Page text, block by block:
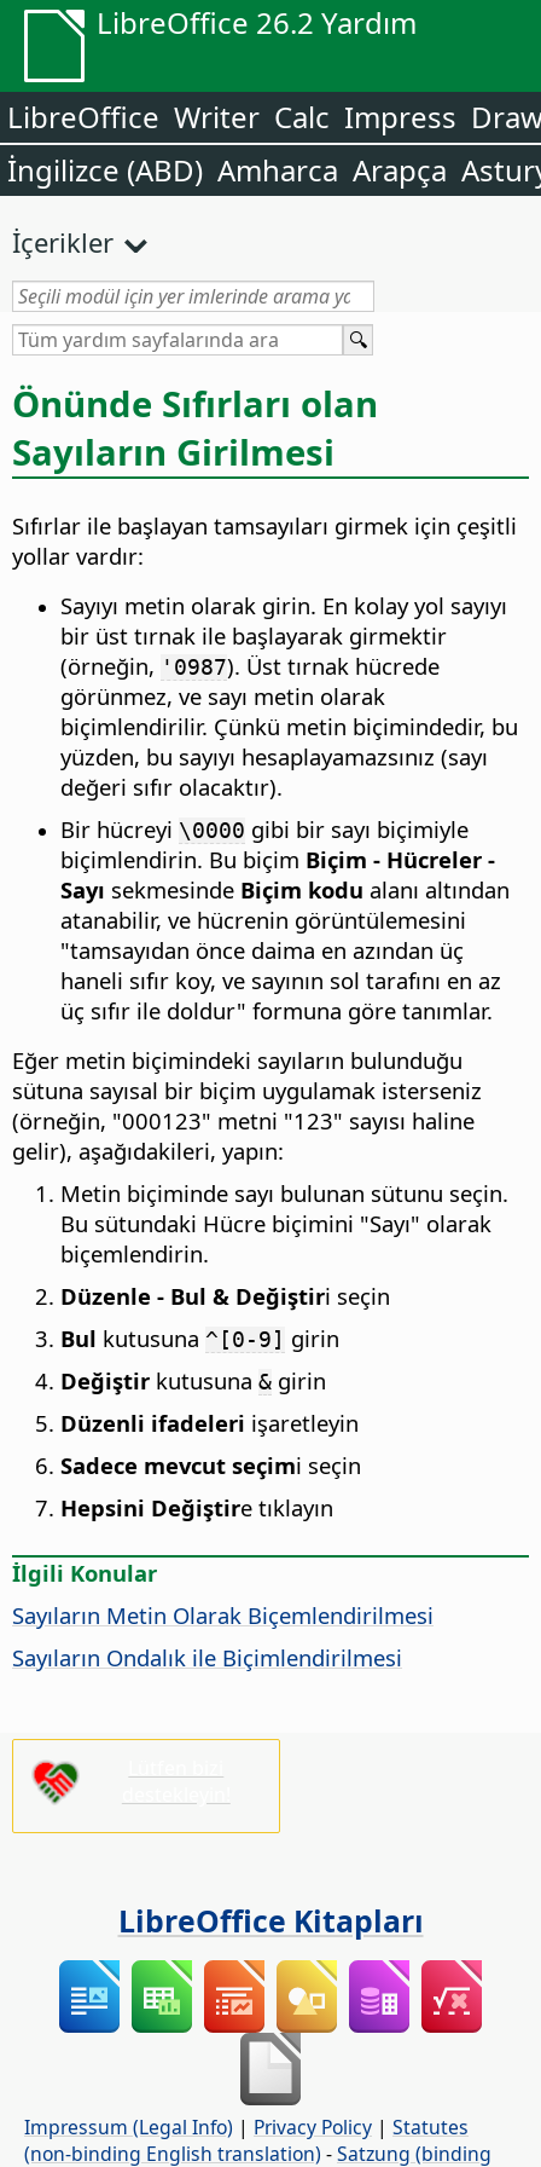
LibreOffice 26.2 Yardım
LibreOffice Writer Calc Impress
İngilizce (ABD) Amharca Arapça
İçerikler
Önünde Sıfırları olan
Sayıların Girilmesi
Sıfırlar ile başlayan tamsayıları girmek için çeşitli
yollar vardır:
Sayıyı metin olarak girin. En kolay yol sayıyı
bir üst tırnak ile başlayarak girmektir
(örneğin, '0987). Üst tırnak hücrede
görünmez, ve sayı metin olarak
biçimlendirilir. Çünkü metin biçimindedir, bu
yüzden, bu sayıyı hesaplayamazsınız (sayı
değeri sıfır olacaktır).
Bir hücreyi \0000 gibi bir sayı biçimiyle
biçimlendirin. Bu biçim Biçim - Hücreler -
Sayı sekmesinde Biçim kodu alanı altından
atanabilir, ve hücrenin görüntülemesini
"tamsayıdan önce daima en azından üç
haneli sıfır koy, ve sayının sol tarafını en az
üç sıfır ile doldur" formuna göre tanımlar.
Eğer metin biçimindeki sayıların bulunduğu
sütuna sayısal bir biçim uygulamak isterseniz
(örneğin, "000123" metni "123" sayısı haline
gelir), aşağıdakileri, yapın:
Metin biçiminde sayı bulunan sütunu seçin.
Bu sütundaki Hücre biçimini "Sayı" olarak
biçemlendirin.
Düzenle - Bul & Değiştiri seçin
Bul kutusuna ^[0-9] girin
Değiştir kutusuna & girin
Düzenli ifadeleri işaretleyin
Sadece mevcut seçimi seçin
Hepsini Değiştire tıklayın
İlgili Konular
Sayıların Metin Olarak Biçemlendirilmesi
Sayıların Ondalık ile Biçimlendirilmesi
LibreOffice Kitapları
Impressum (Legal Info) | Privacy Policy | Statutes
(non-binding English translation) -Satzung (binding